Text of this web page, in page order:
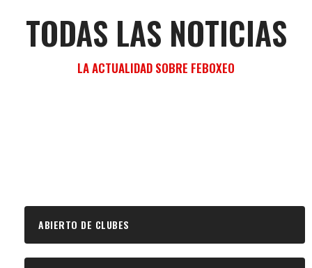
TODAS LAS NOTICIAS
LA ACTUALIDAD SOBRE FEBOXEO
ABIERTO DE CLUBES